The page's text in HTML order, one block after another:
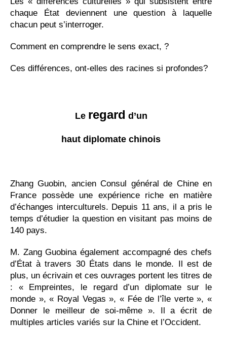
chaque État deviennent une question à laquelle
chacun peut s’interroger.
Comment en comprendre le sens exact, ?
Ces différences, ont-elles des racines si profondes?
Le regard d’un
haut diplomate chinois
Zhang Guobin, ancien Consul général de Chine en
France possède une expérience riche en matière
d’échanges interculturels. Depuis 11 ans, il a pris le
temps d’étudier la question en visitant pas moins de
140 pays.
M. Zang Guobina également accompagné des chefs
d’État à travers 30 États dans le monde. Il est de
plus, un écrivain et ces ouvrages portent les titres de
: « Empreintes, le regard d’un diplomate sur le
monde », « Royal Vegas », « Fée de l’île verte », «
Donner le meilleur de soi-même ». Il a écrit de
multiples articles variés sur la Chine et l’Occident.